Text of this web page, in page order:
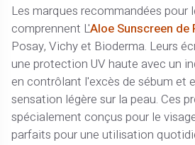
Les marques recommandées pour
comprennent L'Aloe Sunscreen de
Posay, Vichy et Bioderma. Leurs
une protection UV haute avec un
en contrôlant l'excès de sébum et
sensation légère sur la peau. Ces
spécialement conçus pour le
parfaits pour une utilisation